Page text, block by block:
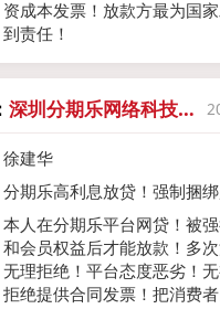
资成本发票！放款方最为国
到责任！
深圳分期乐网络科技有
徐建华
分期乐高利息放贷！强制捆
益
本人在分期乐平台网贷！被
和会员权益后才能放款！多
无理拒绝！平台态度恶劣！
拒绝提供合同发票！把消费